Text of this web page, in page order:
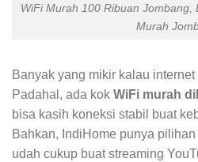
WiFi Murah 100 Ribuan Jombang,
Murah
Banyak yang mikir kalau
Padahal, ada kok WiFi murah
bisa kasih koneksi stabil buat
Bahkan, IndiHome punya pilihan
udah cukup buat streaming